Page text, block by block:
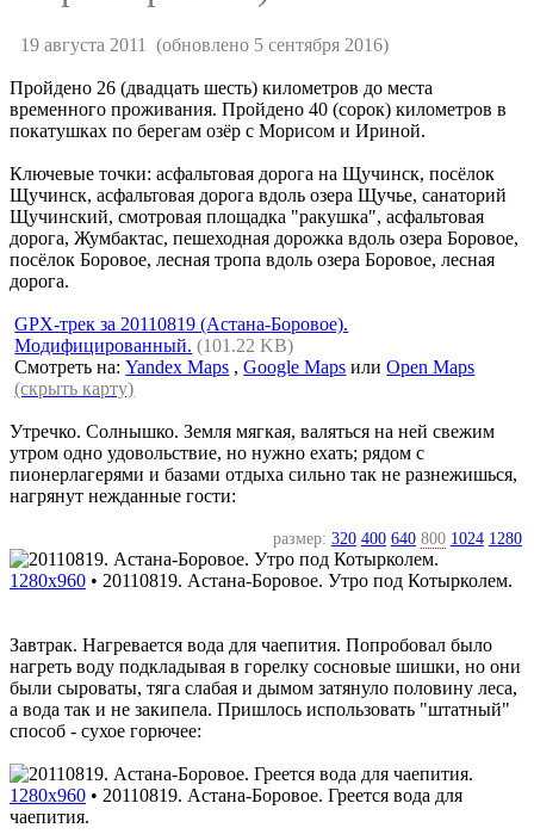
19 августа 2011 (обновлено 5 сентября 2016)
Пройдено 26 (двадцать шесть) километров до места
временного проживания. Пройдено 40 (сорок) километров в
покатушках по берегам озёр с Морисом и Ириной.
Ключевые точки: асфальтовая дорога на Щучинск, посёлок
Щучинск, асфальтовая дорога вдоль озера Щучье, санаторий
Щучинский, смотровая площадка "ракушка", асфальтовая
дорога, Жумбактас, пешеходная дорожка вдоль озера Боровое,
посёлок Боровое, лесная тропа вдоль озера Боровое, лесная
дорога.
GPX-трек за 20110819 (Астана-Боровое).
Модифицированный. (101.22 KB)
Смотреть на:Yandex Maps ,Google Maps илиOpen Maps
(скрыть карту)
Утречко. Солнышко. Земля мягкая, валяться на ней свежим
утром одно удовольствие, но нужно ехать; рядом с
пионерлагерями и базами отдыха сильно так не разнежишься,
нагрянут нежданные гости:
размер: 320 400 640 800 1024 1280
1280x960 • 20110819. Астана-Боровое. Утро под Котырколем.
Завтрак. Нагревается вода для чаепития. Попробовал было
нагреть воду подкладывая в горелку сосновые шишки, но они
были сыроваты, тяга слабая и дымом затянуло половину леса,
а вода так и не закипела. Пришлось использовать "штатный"
способ - сухое горючее:
1280x960 • 20110819. Астана-Боровое. Греется вода для
чаепития.